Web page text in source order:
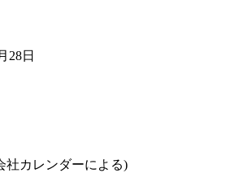
28日
カレンダーによる)